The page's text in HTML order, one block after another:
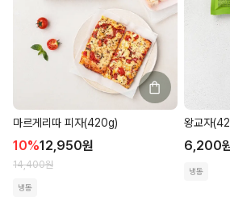
마르게리따 피자(420g)
10%12,950원
14,400원
냉동
왕교자
6,200
냉동